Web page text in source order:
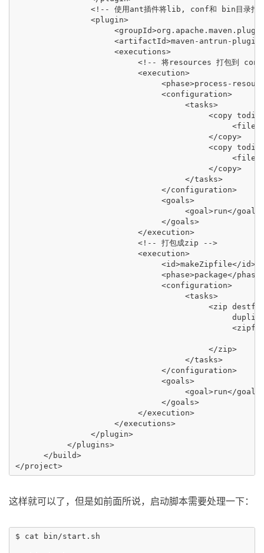
<!-- 使用ant插件将lib, conf和 bin目录打
                <plugin>
<artifactId>maven-antrun-
                     <executions>
<!-- 将resources 打包到 conf
                          <execution>
<phase>process-
                               <configuration>
                                    <tasks>
<copy
                                         </copy>
<copy
                                         </copy>
                                    </tasks>
                               </configuration>
                               <goals>
                                    <goal>run</goal>
                               </goals>
                          </execution>
                          <!-- 打包成zip -->
                          <execution>
                               <id>makeZipfile</id>
<phase>package</
                               <configuration>
                                    <tasks>
<zip
                                         </zip>
                                    </tasks>
                               </configuration>
                               <goals>
                                    <goal>run</goal>
                               </goals>
                          </execution>
                     </executions>
                </plugin>
           </plugins>
      </build>
这样就可以了，但是如前面所说，启动脚本需要处理一下：
$ cat bin/start.sh